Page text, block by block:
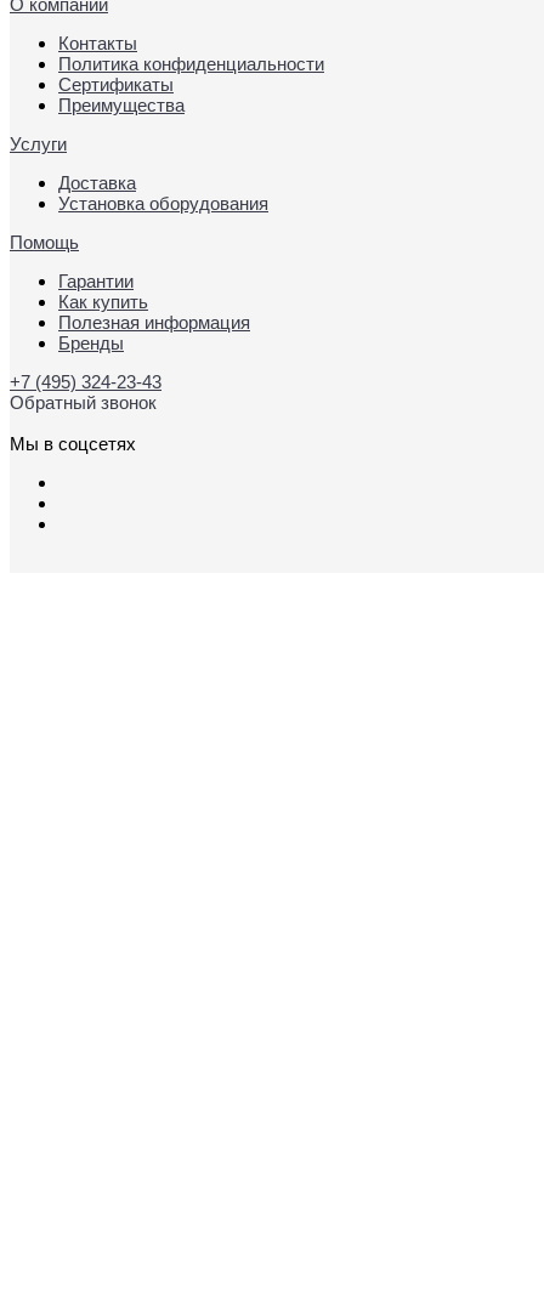
О компании
Контакты
Политика конфиденциальности
Сертификаты
Преимущества
Услуги
Доставка
Установка оборудования
Помощь
Гарантии
Как купить
Полезная информация
Бренды
+7 (495) 324-23-43
Обратный звонок
Мы в соцсетях